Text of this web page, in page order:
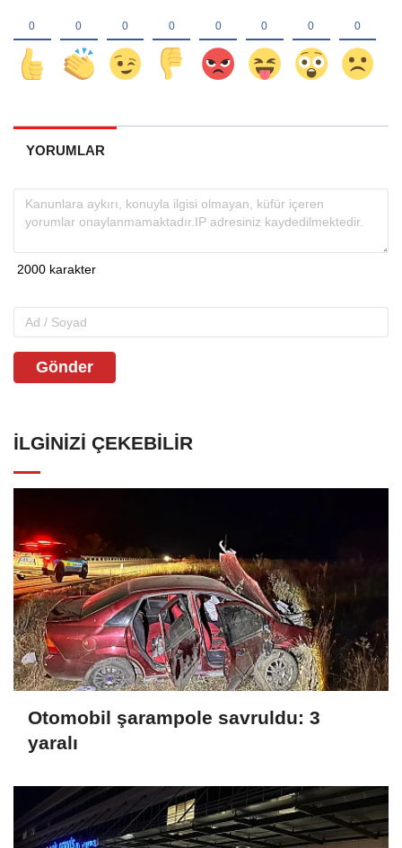
YORUMLAR
Gönder
İLGINIZI ÇEKEBILIR
Otomobil şarampole savruldu: 3
yaralı